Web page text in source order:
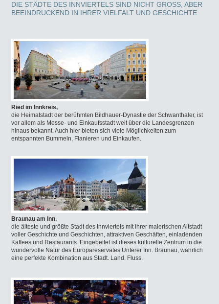
DIE STÄDTE DES INNVIERTELS SIND NICHT GROSS, ABER B
EEINDRUCKEND IN IHRER VIELFALT UND GESCHICHTE.
Ried im Innkreis,
die Heimatstadt der berühmten Bildhauer-Dynastie der Schwanthaler, ist
vor allem als Messe- und Einkaufsstadt weit über die Landesgrenzen
hinaus bekannt. Auch hier bieten sich viele Möglichkeiten zum
entspannten Bummeln, Flanieren und Einkaufen.
Braunau am Inn,
die älteste und größte Stadt des Innviertels mit ihrer malerischen Altstadt
voller Geschichte und Geschichten, attraktiven Geschäften, einladenden
Kaffees und Restaurants. Eingebettet ist dieses kulturelle Zentrum in die
wundervolle Natur des Europareservates Unterer Inn. Braunau, wahrlich
eine perfekte Kombination aus Stadt. Land. Fluss.